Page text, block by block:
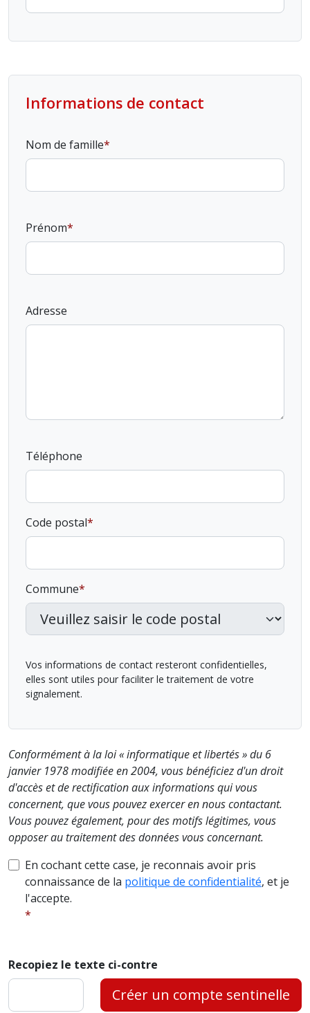
Informations de contact
Nom de famille
Prénom
Adresse
Téléphone
Code postal
Commune
Vos informations de contact resteront confidentielles,
elles sont utiles pour faciliter le traitement de votre
signalement.
Conformément à la loi « informatique et libertés » du 6
janvier 1978 modifiée en 2004, vous bénéficiez d'un droit
d'accès et de rectification aux informations qui vous
concernent, que vous pouvez exercer en nous contactant.
Vous pouvez également, pour des motifs légitimes, vous
opposer au traitement des données vous concernant.
En cochant cette case, je reconnais avoir pris
connaissance de la politique de confidentialité, et je
l'accepte.
Recopiez le texte ci-contre
Créer un compte sentinelle